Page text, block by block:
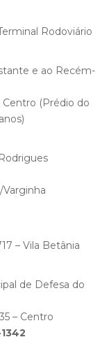
Rodoviário
e ao Recém-
Centro (Prédio do
Varginha
– Vila Betânia
de Defesa do
– Centro